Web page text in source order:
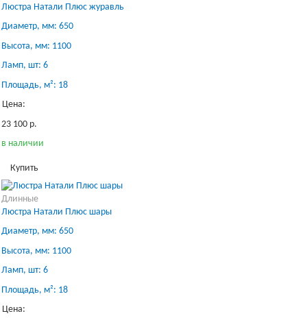
Люстра Натали Плюс журавль
Диаметр, мм: 650
Высота, мм: 1100
Ламп, шт: 6
Площадь, м²: 18
Цена:
23 100 р.
в наличии
Купить
Длинные
Люстра Натали Плюс шары
Диаметр, мм: 650
Высота, мм: 1100
Ламп, шт: 6
Площадь, м²: 18
Цена: